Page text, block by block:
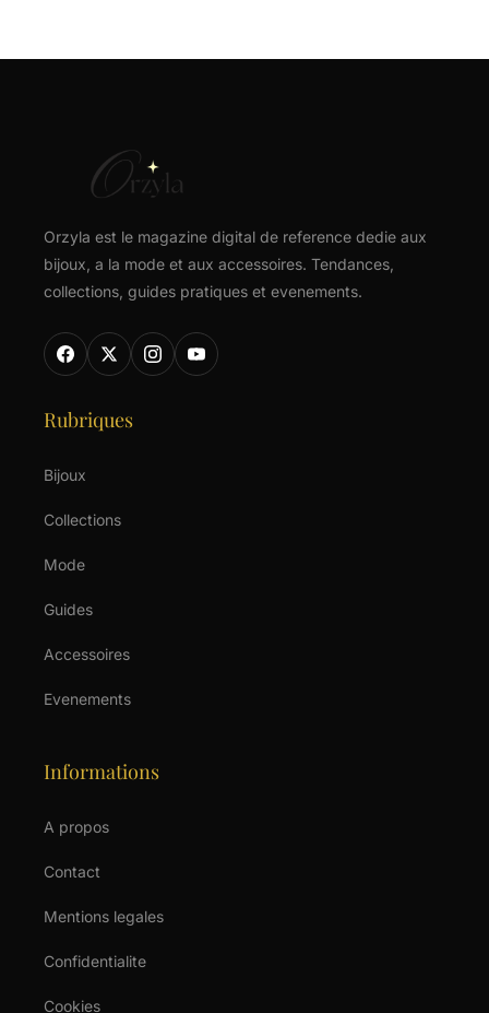
Orzyla est le magazine digital de reference dedie aux
bijoux, a la mode et aux accessoires. Tendances,
collections, guides pratiques et evenements.
Rubriques
Bijoux
Collections
Mode
Guides
Accessoires
Evenements
Informations
A propos
Contact
Mentions legales
Confidentialite
Cookies